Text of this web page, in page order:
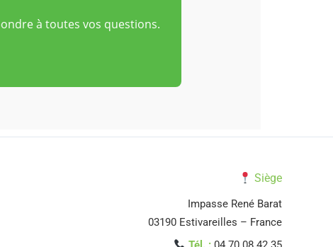
à toutes vos questions.
Siège
Impasse René Barat
03190 Estivareilles – France